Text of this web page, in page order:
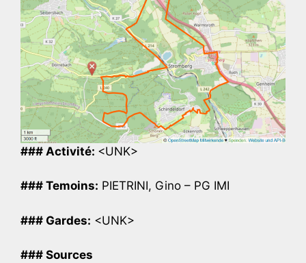
### Activité: <UNK>
### Temoins: PIETRINI, Gino – PG IMI
### Gardes: <UNK>
### Sources